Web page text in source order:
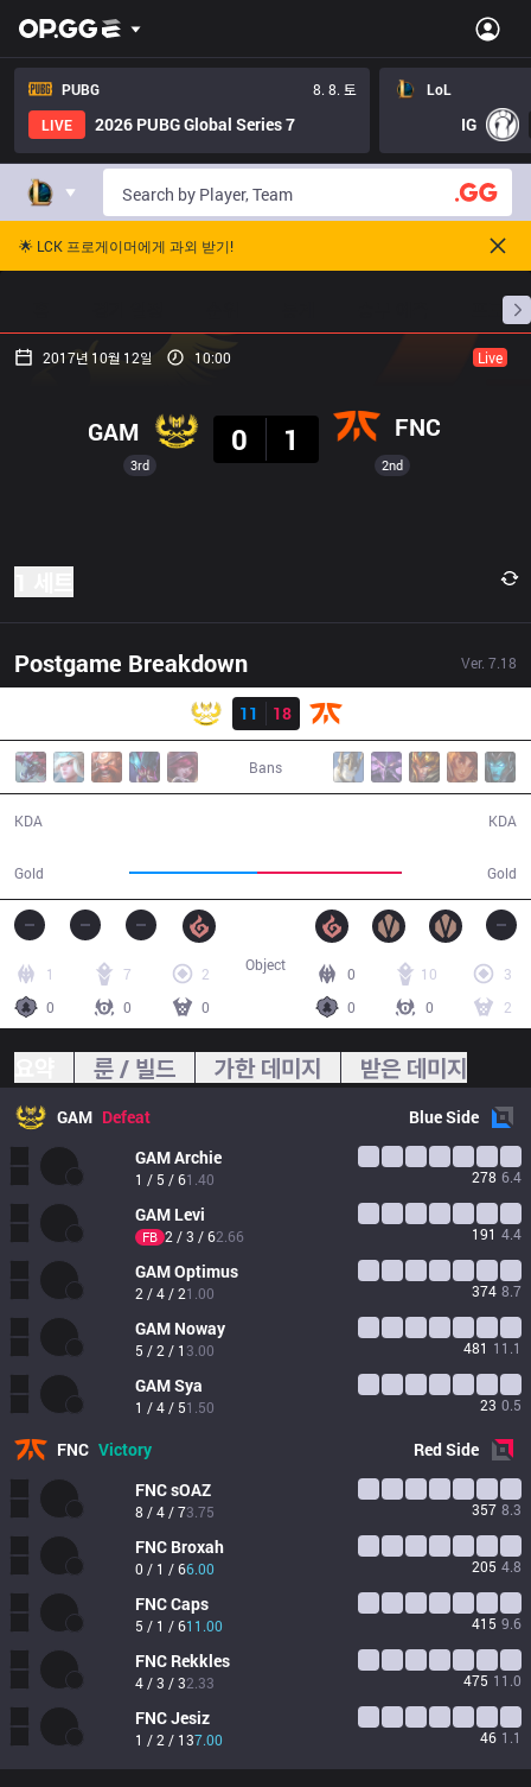
PUBG
8. 8. 토
LIVE
2026 PUBG Global Series 7
LoL
IG
🌟 LCK 프로게이머에게 과외 받기!
프로빌
2017년 10월 12일 10:00 Live
3rd
GAM
0
1 FNC
2nd
Postgame Breakdown Ver. 7.18
11
18
Bans
KDA
Gold Gold
KDA
1 7
2
0
0 0
0 10
3
0
0 2
Object
룬 / 빌드 가한 데미지 받은 데미지
GAM Defeat BlueSide
GAMArchie
1 / 5 / 61.40 278 6.4
GAM Levi
FB 2 / 3 / 62.66 191 4.4
GAMOptimus
2 / 4 / 21.00 374 8.7
GAM Noway
5 / 2 / 1 3.00 481 11.1
GAMSya
1 / 4 / 51.50 23 0.5
FNC Victory RedSide
FNCsOAZ
8 / 4 / 73.75 357 8.3
FNC Broxah
0 / 1 / 66.00 205 4.8
FNCCaps
5 / 1 / 611.00 415 9.6
FNC Rekkles
4 / 3 / 32.33 475 11.0
FNCJesiz
1 / 2 / 137.00 46 1.1